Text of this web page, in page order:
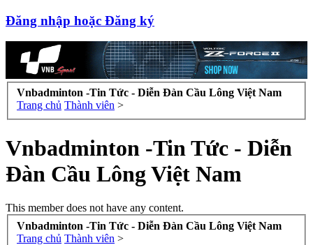
Đăng nhập hoặc Đăng ký
Vnbadminton -Tin Tức - Diễn Đàn Cầu Lông Việt Nam
Trang chủ Thành viên >
Vnbadminton -Tin Tức - Diễn
Đàn Cầu Lông Việt Nam
This member does not have any content.
Vnbadminton -Tin Tức - Diễn Đàn Cầu Lông Việt Nam
Trang chủ Thành viên >